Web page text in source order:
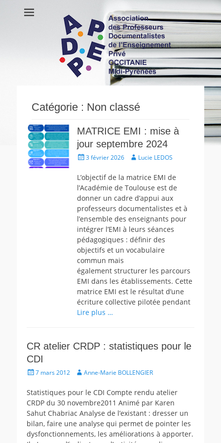
APDEP Occitanie
Midi-Pyrénées
Association des Professeurs Documentalistes de l'Enseignement
Privé OCCITANIE Midi-Pyrénnees Association Actualités Vie de
l’association Ressources
Catégorie : Non classé
MATRICE EMI : mise à
jour septembre 2024
Écrit3 février 2026 AuteurLucie LEDOS
L’objectif de la matrice EMI de
l’Académie de Toulouse est de
donner un cadre d’appui aux
professeurs documentalistes et à
l’ensemble des enseignants pour
intégrer l’EMI à leurs séances
pédagogiques : définir des
objectifs et un vocabulaire
commun mais
également structurer les parcours
EMI dans les établissements. Cette
matrice EMI est le résultat d’une
écriture collective pilotée pendant
Lire plus …
CR atelier CRDP : statistiques pour le
CDI
Écrit7 mars 2012 Auteur
Anne-Marie BOLLENGIER
Statistiques pour le CDI Compte rendu atelier
CRDP du 30 novembre2011 Animé par Karen
Sahut Chabriac Analyse de l’existant : dresser un
bilan, faire une analyse qui permet de pointer les
dysfonctionnements, les améliorations à apporter.